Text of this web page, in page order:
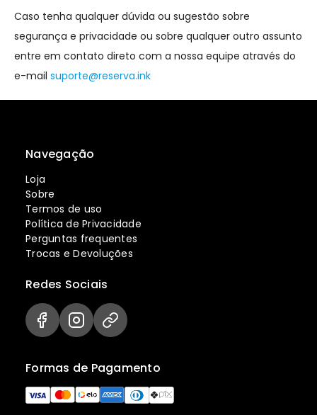
Caso tenha qualquer dúvida ou sugestão sobre
segurança e privacidade ou sobre qualquer outro assunto
entre em contato direto com a nossa equipe através do
e-mail suporte@reserva.ink
Navegação
Loja
Sobre
Termos de uso
Política de Privacidade
Perguntas frequentes
Trocas e Devoluções
Formas de Pagamento
Redes Sociais